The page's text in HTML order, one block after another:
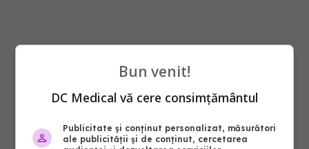
Bun venit!
DC Medical vă cere consimțământul
Publicitate și conținut personalizat, măsurători
ale publicității și de conținut, cercetarea